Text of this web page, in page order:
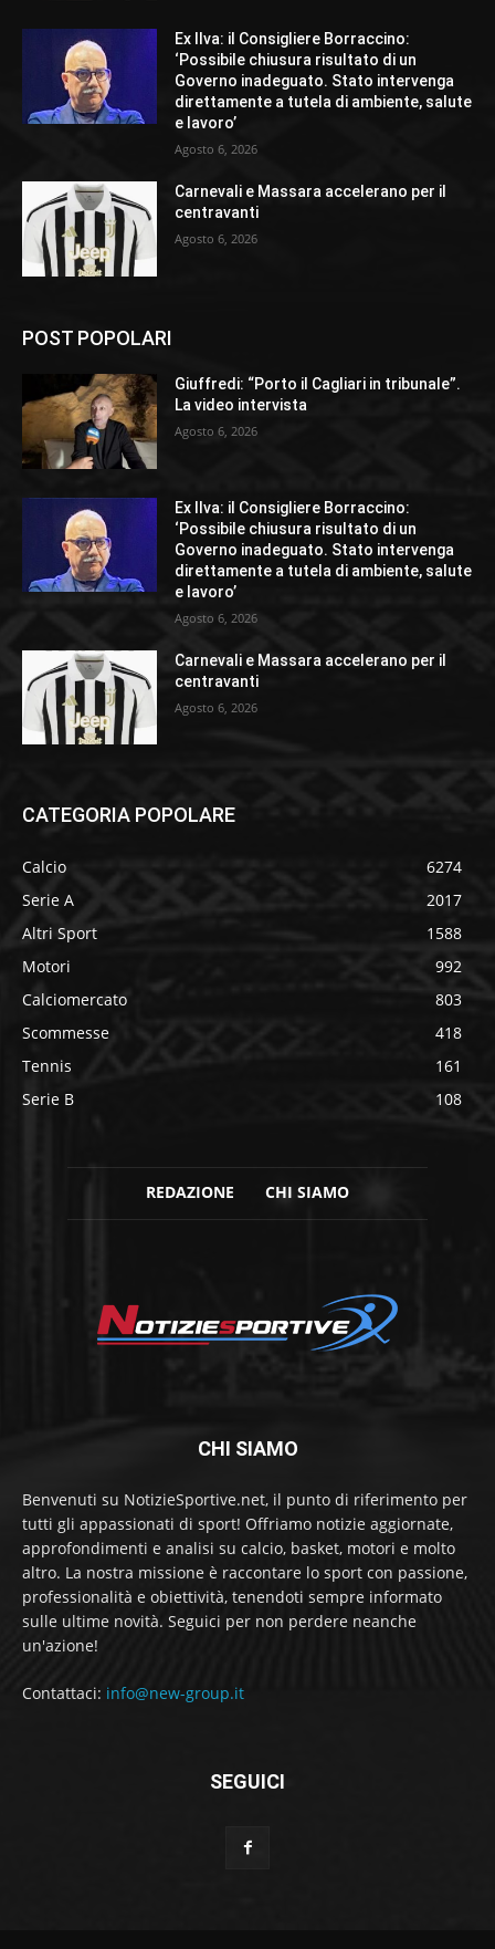
Ex Ilva: il Consigliere Borraccino:
‘Possibile chiusura risultato di un
Governo inadeguato. Stato intervenga
direttamente a tutela di ambiente, salute
e lavoro’
Agosto 6, 2026
Carnevali e Massara accelerano per il
centravanti
Agosto 6, 2026
POST POPOLARI
Giuffredi: “Porto il Cagliari in tribunale”.
La video intervista
Agosto 6, 2026
Ex Ilva: il Consigliere Borraccino:
‘Possibile chiusura risultato di un
Governo inadeguato. Stato intervenga
direttamente a tutela di ambiente, salute
e lavoro’
Agosto 6, 2026
Carnevali e Massara accelerano per il
centravanti
Agosto 6, 2026
CATEGORIA POPOLARE
Calcio
6274
Serie A
2017
Altri Sport
1588
Motori
992
Calciomercato
803
Scommesse
418
Tennis
161
Serie B
108
REDAZIONE CHI SIAMO
CHI SIAMO
Benvenuti su NotizieSportive.net, il punto di riferimento per
tutti gli appassionati di sport! Offriamo notizie aggiornate,
approfondimenti e analisi su calcio, basket, motori e molto
altro. La nostra missione è raccontare lo sport con passione,
professionalità e obiettività, tenendoti sempre informato
sulle ultime novità. Seguici per non perdere neanche
un'azione!
Contattaci: info@new-group.it
SEGUICI